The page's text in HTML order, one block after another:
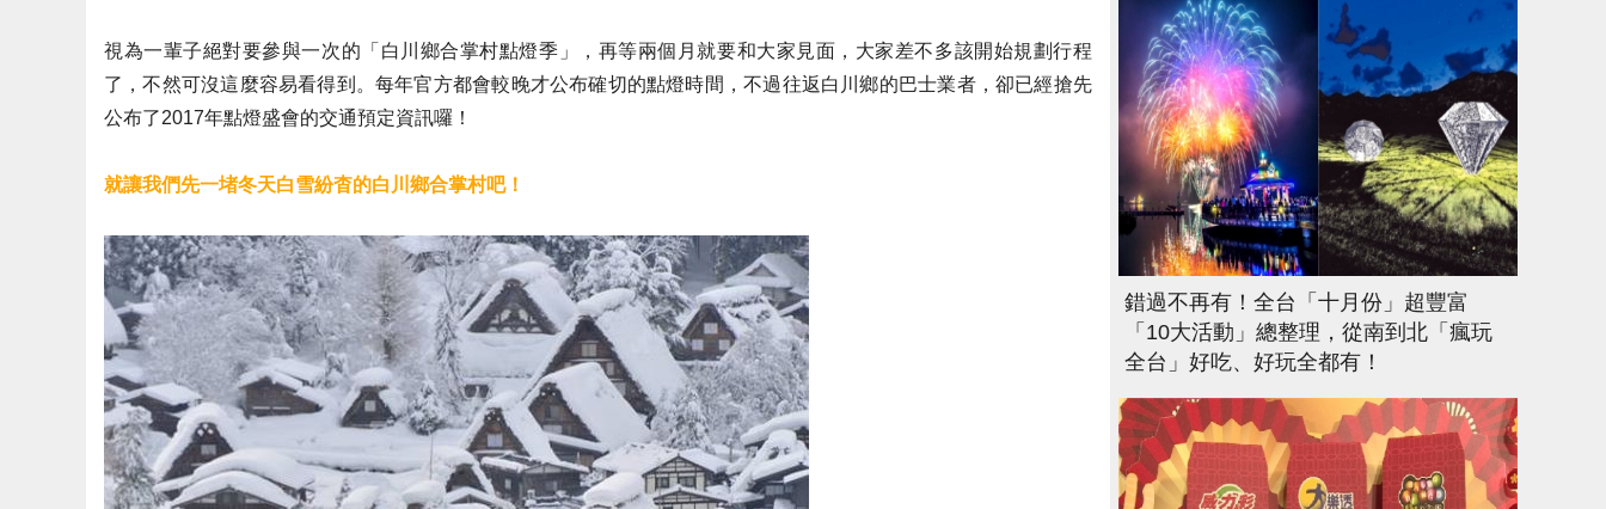
視為一輩子絕對要參與一次的「白川鄉合掌村點燈季」，再等兩個月就要和大家見面，大家差不多該開始規劃行程
了，不然可沒這麼容易看得到。每年官方都會較晚才公布確切的點燈時間，不過往返白川鄉的巴士業者，卻已經搶先
公布了2017年點燈盛會的交通預定資訊囉！
就讓我們先一堵冬天白雪紛杳的白川鄉合掌村吧！
錯過不再有！全台「十月份」超豐富
「10大活動」總整理，從南到北「瘋玩
全台」好吃、好玩全都有！